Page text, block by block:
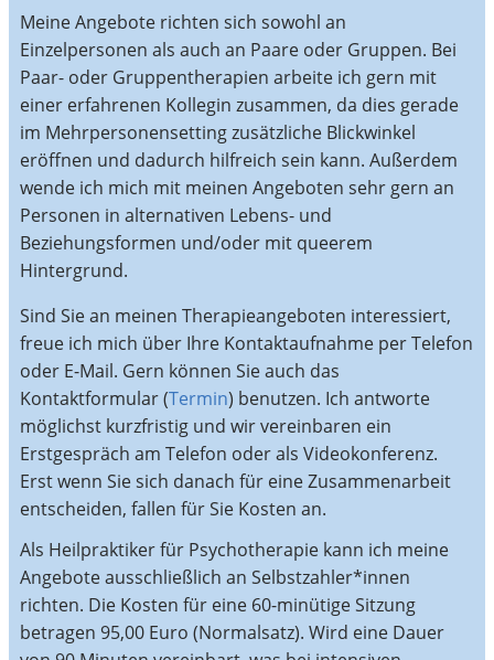
Meine Angebote richten sich sowohl an
Einzelpersonen als auch an Paare oder Gruppen. Bei
Paar- oder Gruppentherapien arbeite ich gern mit
einer erfahrenen Kollegin zusammen, da dies gerade
im Mehrpersonensetting zusätzliche Blickwinkel
eröffnen und dadurch hilfreich sein kann. Außerdem
wende ich mich mit meinen Angeboten sehr gern an
Personen in alternativen Lebens- und
Beziehungsformen und/oder mit queerem
Hintergrund.
Sind Sie an meinen Therapieangeboten interessiert,
freue ich mich über Ihre Kontaktaufnahme per Telefon
oder E-Mail. Gern können Sie auch das
Kontaktformular (Termin) benutzen. Ich antworte
möglichst kurzfristig und wir vereinbaren ein
Erstgespräch am Telefon oder als Videokonferenz.
Erst wenn Sie sich danach für eine Zusammenarbeit
entscheiden, fallen für Sie Kosten an.
Als Heilpraktiker für Psychotherapie kann ich meine
Angebote ausschließlich an Selbstzahler*innen
richten. Die Kosten für eine 60-minütige Sitzung
betragen 95,00 Euro (Normalsatz). Wird eine Dauer